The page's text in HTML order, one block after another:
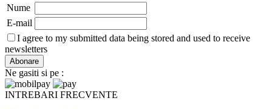
Nume
E-mail
I agree to my submitted data being stored and used to receive
newsletters
Ne gasiti si pe :
INTREBARI FRECVENTE